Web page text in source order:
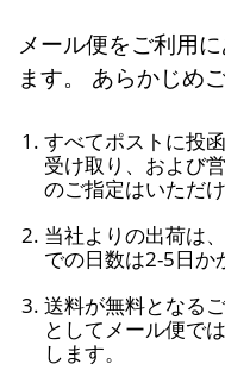
メール便をご利用
ます。 あらかじめ
すべてポストに投
受け取り、および
のご指定はいただけ
当社よりの出荷は
での日数は2-5日か
送料が無料となる
としてメール便で
します。